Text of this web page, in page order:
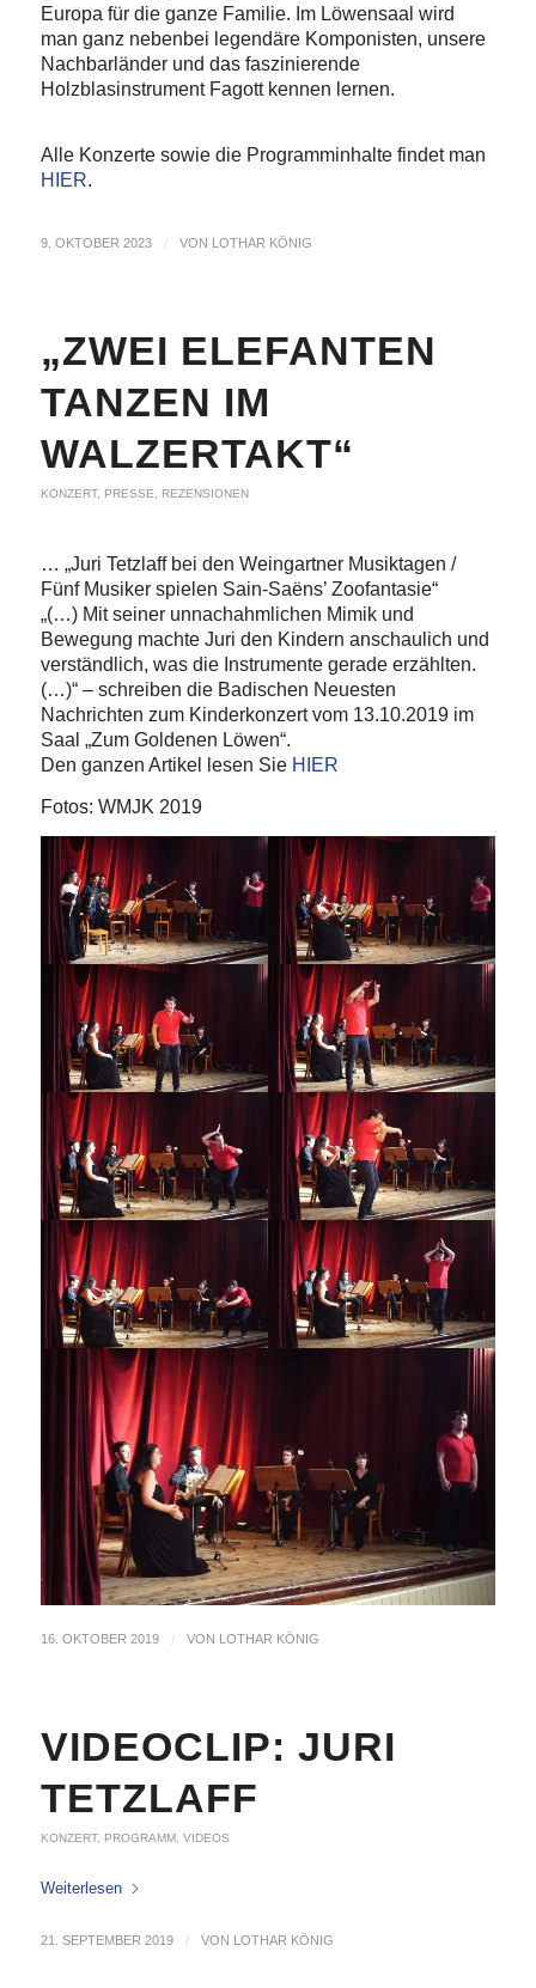
Europa für die ganze Familie. Im Löwensaal wird
man ganz nebenbei legendäre Komponisten, unsere
Nachbarländer und das faszinierende
Holzblasinstrument Fagott kennen lernen.
Alle Konzerte sowie die Programminhalte findet man
HIER.
9. OKTOBER 2023 / VON LOTHAR KÖNIG
„ZWEI ELEFANTEN
TANZEN IM
WALZERTAKT“
KONZERT, PRESSE REZENSIONEN
… „Juri Tetzlaff bei den Weingartner Musiktagen /
Fünf Musiker spielen Sain-Saëns’ Zoofantasie“
„(…) Mit seiner unnachahmlichen Mimik und
Bewegung machte Juri den Kindern anschaulich und
verständlich, was die Instrumente gerade erzählten.
(…)“ – schreiben die Badischen Neuesten
Nachrichten zum Kinderkonzert vom 13.10.2019 im
Saal „Zum Goldenen Löwen“.
Den ganzen Artikel lesen Sie HIER
Fotos: WMJK 2019
16. OKTOBER 2019 / VON LOTHAR KÖNIG
VIDEOCLIP: JURI
TETZLAFF
KONZERT, PROGRAMM, VIDEOS
Weiterlesen
21. SEPTEMBER 2019 / VON LOTHAR KÖNIG